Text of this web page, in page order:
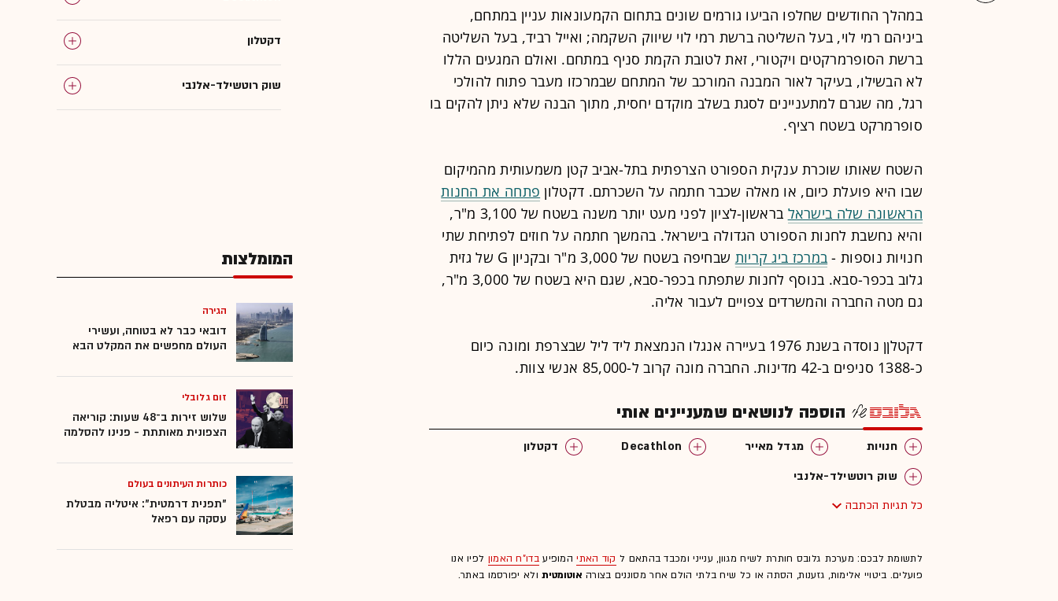
במהלך החודשים שחלפו הביעו גורמים שונים בתחום הקמעונאות עניין במתחם,
ביניהם רמי לוי, בעל השליטה ברשת רמי לוי שיווק השקמה; ואייל רביד, בעל השליטה
ברשת הסופרמרקטים ויקטורי, זאת לטובת הקמת סניף במתחם. ואולם המגעים הללו
לא הבשילו, בעיקר לאור המבנה המורכב של המתחם שבמרכזו מעבר פתוח להולכי
רגל, מה שגרם למתעניינים לסגת בשלב מוקדם יחסית, מתוך הבנה שלא ניתן להקים בו
סופרמרקט בשטח רציף.
השטח שאותו שוכרת ענקית הספורט הצרפתית בתל-אביב קטן משמעותית מהמיקום
שבו היא פועלת כיום, או מאלה שכבר חתמה על השכרתם. דקטלון פתחה את החנות
הראשונה שלה בישראל
בראשון-לציון לפני מעט יותר משנה בשטח של 3,100 מ"ר,
והיא נחשבת לחנות הספורט הגדולה בישראל. בהמשך חתמה על חוזים לפתיחת שתי
חנויות נוספות - במרכז ביג קריות שבחיפה בשטח של 3,000 מ"ר ובקניון G של גזית
גלוב בכפר-סבא. בנוסף לחנות שתפתח בכפר-סבא, שגם היא בשטח של 3,000 מ"ר,
גם מטה החברה והמשרדים צפויים לעבור אליה.
דקטלןן נוסדה בשנת 1976 בעיירה אנגלו הנמצאת ליד ליל שבצרפת ומונה כיום
כ-1388 סניפים ב-42 מדינות. החברה מונה קרוב ל-85,000 אנשי צוות.
הוספה לנושאים שמעניינים אותי
חנויות מגדל מאייר Decathlon
דקטלון
שוק רוטשילד-אלנבי
כל תגיות הכתבה
לתשומת לבכם: מערכת גלובס חותרת לשיח מגוון, ענייני ומכבד בהתאם ל קוד האתיהמופיעבדו"ח האמון לפיו אנו
פועלים. ביטויי אלימות, גזענות, הסתה או כל שיח בלתי הולם אחר מסוננים בצורה אוטומטיתולא יפורסמו באתר.
דקטלון
שוק רוטשילד-אלנבי
המומלצות
הגירה
דובאי כבר לא בטוחה, ועשירי
העולם מחפשים את המקלט הבא
זום גלובלי
שלוש זירות ב־48 שעות: קוריאה
הצפונית מאותתת - פנינו להסלמה
כותרות העיתונים בעולם
"תפנית דרמטית": איטליה מבטלת
עסקה עם רפאל